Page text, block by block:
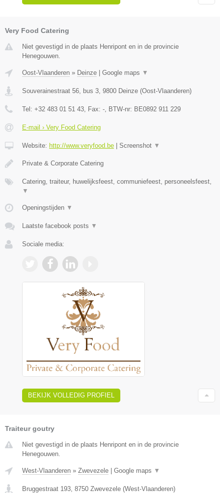
Very Food Catering
Niet gevestigd in de plaats Henripont en in de provincie
Henegouwen.
Oost-Vlaanderen » Deinze Google maps ▼
Souverainestraat 56, bus 3, 9800 Deinze (Oost-Vlaanderen)
Tel: +32 483 01 51 43, Fax: -, BTW-nr: BE0892 911 229
E-mail › Very Food Catering
Website: http://www.veryfood.be Screenshot ▼
Private & Corporate Catering
Catering, traiteur, huwelijksfeest, communiefeest, personeelsfeest,
▼
Openingstijden ▼
Laatste facebook posts ▼
Sociale media:
BEKIJK VOLLEDIG PROFIEL
Traiteur goutry
Niet gevestigd in de plaats Henripont en in de provincie
Henegouwen.
West-Vlaanderen » Zwevezele | Google maps ▼
Bruggestraat 193 8750 Zwevezele (West-Vlaanderen)